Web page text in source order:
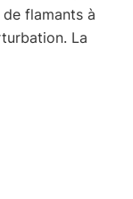
flamants à
La